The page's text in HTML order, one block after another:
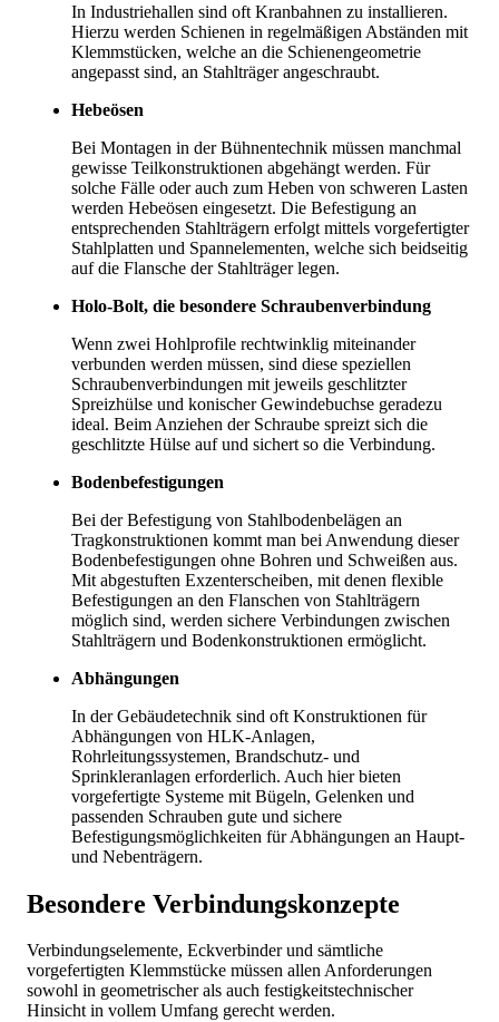
In Industriehallen sind oft Kranbahnen zu installieren.
Hierzu werden Schienen in regelmäßigen Abständen mit
Klemmstücken, welche an die Schienengeometrie
angepasst sind, an Stahlträger angeschraubt.
Hebeösen
Bei Montagen in der Bühnentechnik müssen manchmal
gewisse Teilkonstruktionen abgehängt werden. Für
solche Fälle oder auch zum Heben von schweren Lasten
werden Hebeösen eingesetzt. Die Befestigung an
entsprechenden Stahlträgern erfolgt mittels vorgefertigter
Stahlplatten und Spannelementen, welche sich beidseitig
auf die Flansche der Stahlträger legen.
Holo-Bolt, die besondere Schraubenverbindung
Wenn zwei Hohlprofile rechtwinklig miteinander
verbunden werden müssen, sind diese speziellen
Schraubenverbindungen mit jeweils geschlitzter
Spreizhülse und konischer Gewindebuchse geradezu
ideal. Beim Anziehen der Schraube spreizt sich die
geschlitzte Hülse auf und sichert so die Verbindung.
Bodenbefestigungen
Bei der Befestigung von Stahlbodenbelägen an
Tragkonstruktionen kommt man bei Anwendung dieser
Bodenbefestigungen ohne Bohren und Schweißen aus.
Mit abgestuften Exzenterscheiben, mit denen flexible
Befestigungen an den Flanschen von Stahlträgern
möglich sind, werden sichere Verbindungen zwischen
Stahlträgern und Bodenkonstruktionen ermöglicht.
Abhängungen
In der Gebäudetechnik sind oft Konstruktionen für
Abhängungen von HLK-Anlagen,
Rohrleitungssystemen, Brandschutz- und
Sprinkleranlagen erforderlich. Auch hier bieten
vorgefertigte Systeme mit Bügeln, Gelenken und
passenden Schrauben gute und sichere
Befestigungsmöglichkeiten für Abhängungen an Haupt-
und Nebenträgern.
Besondere Verbindungskonzepte
Verbindungselemente, Eckverbinder und sämtliche
vorgefertigten Klemmstücke müssen allen Anforderungen
sowohl in geometrischer als auch festigkeitstechnischer
Hinsicht in vollem Umfang gerecht werden.